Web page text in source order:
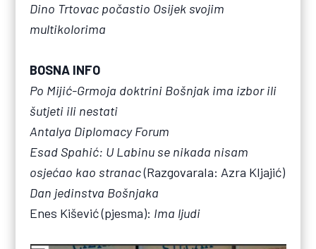
Dino Trtovac počastio Osijek svojim
multikolorima
BOSNA INFO
Po Mijić-Grmoja doktrini Bošnjak ima izbor ili
šutjeti ili nestati
Antalya Diplomacy Forum
Esad Spahić: U Labinu se nikada nisam
osjećao kao stranac(Razgovarala: Azra Kljajić)
Dan jedinstva Bošnjaka
Enes Kišević (pjesma): Ima ljudi